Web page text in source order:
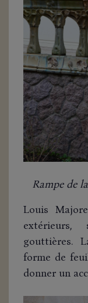
Rampe de
Louis
gouttières.
forme de
donner un